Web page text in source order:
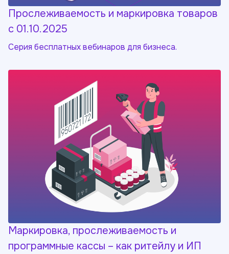
Прослеживаемость и маркировка товаров
с 01.10.2025
Серия бесплатных вебинаров для бизнеса.
Маркировка, прослеживаемость и
программные кассы – как ритейлу и ИП